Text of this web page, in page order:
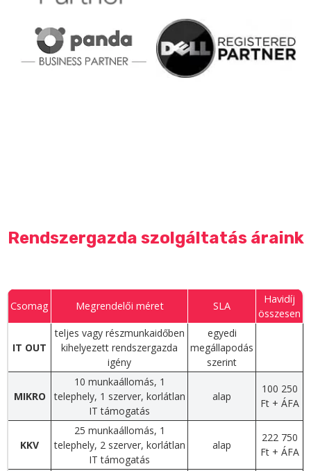
Rendszergazda szolgáltatás áraink
Csomag Megrendelői méret SLA
Havidíj
összesen
IT OUT
teljes vagy részmunkaidőben
kihelyezett rendszergazda
igény
egyedi
megállapodás
szerint
MIKRO
10 munkaállomás, 1
telephely, 1 szerver, korlátlan
IT támogatás
alap
100 250
Ft + ÁFA
KKV
25 munkaállomás, 1
telephely, 2 szerver, korlátlan
IT támogatás
alap
222 750
Ft + ÁFA